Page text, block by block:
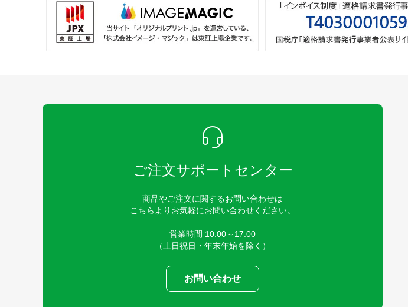
ご注文サポートセンター
商品やご注文に関するお問い合わせは
こちらよりお気軽にお問い合わせください。
営業時間 10:00～17:00
（土日祝日・年末年始を除く）
お問い合わせ